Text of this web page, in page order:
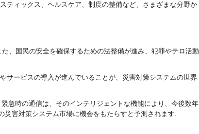
ティックス、ヘルスケア、制度の整備など、さまざまな分野か
、国民の安全を確保するための法整備が進み、犯罪やテロ活動
サービスの導入が進んでいることが、災害対策システムの世界
急時の通信は、そのインテリジェントな機能により、今後数年
害対策システム市場に機会をもたらすと予測されます.